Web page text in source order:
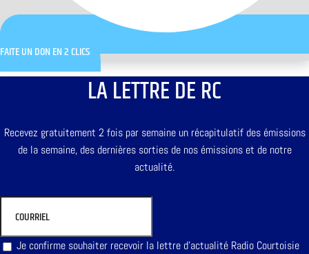
FAITE UN DON EN 2 CLICS
LA LETTRE DE RC
Recevez gratuitement 2 fois par semaine un récapitulatif des émissions
de la semaine, des dernières sorties de nos émissions et de notre
actualité.
Je confirme souhaiter recevoir la lettre d'actualité Radio Courtoisie